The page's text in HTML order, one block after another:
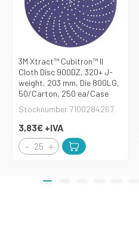
3M Xtract™ Cubitron™ II
Cloth Disc 900DZ, 320+ J-
weight, 203 mm, Die 800LG,
50/Carton, 250 ea/Case
Stocknumber 7100284267
3,83€ +IVA